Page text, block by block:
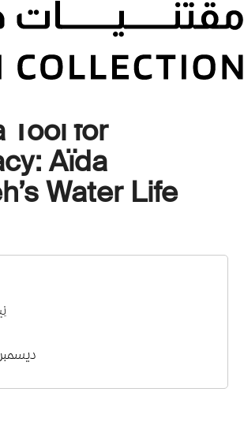
Tool for
Aïda
Water Life
11 ديسمبر 2024